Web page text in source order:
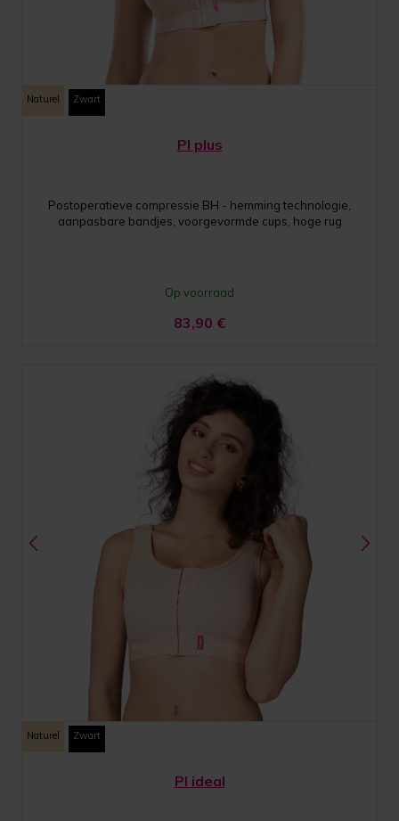
Naturel Zwart
PI plus
Postoperatieve compressie BH - hemming technologie,
aanpasbare bandjes, voorgevormde cups, hoge rug
Op voorraad
83,90 €
Naturel Zwart
PI ideal